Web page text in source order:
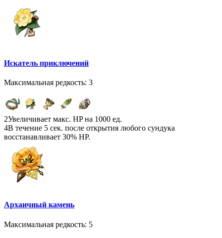
Искатель приключений
Максимальная редкость: 3
2Увеличивает макс. HP на 1000 ед.
4В течение 5 сек. после открытия любого сундука
восстанавливает 30% HP.
Архаичный камень
Максимальная редкость: 5